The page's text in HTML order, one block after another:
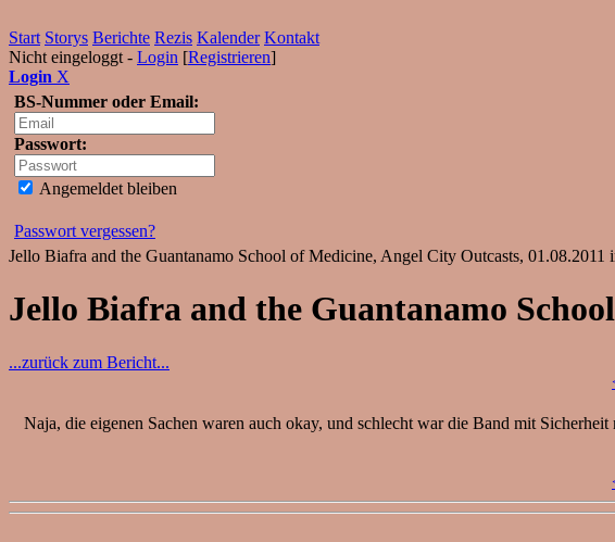
Start Storys Berichte Rezis Kalender Kontakt
Nicht eingeloggt - Login [Registrieren]
Login X
BS-Nummer oder Email:
Passwort:
Angemeldet bleiben
Passwort vergessen?
Jello Biafra and the Guantanamo School of Medicine, Angel City Outcasts,
Jello Biafra and the Guantanamo
...zurück zum Bericht...
Naja, die eigenen Sachen waren auch okay, und schlecht war die Band mit